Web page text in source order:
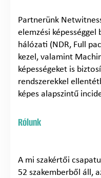
Partnerünk
elemzési képességgel
hálózati (NDR, Full
kezel, valamint
képességeket is
rendszerekkel
képes alapszintű
Rólunk
A mi szakértői
52 szakemberből áll,